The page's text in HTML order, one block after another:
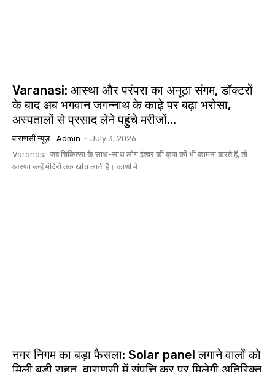
Varanasi: आस्था और परंपरा का अनूठा संगम, डॉक्टरों
के बाद अब भगवान जगन्नाथ के काढ़े पर बढ़ा भरोसा,
अस्पतालों से प्रसाद लेने पहुंचे मरीजों...
वाराणसी न्यूज़ Admin - July 3, 2026
Varanasi: जब चिकित्सा के साथ-साथ लोग ईश्वर की कृपा की भी कामना करते हैं, तो
आस्था उन्हें मंदिरों तक खींच लाती है। काशी में...
नगर निगम का बड़ा फैसला: Solar panel लगाने वालों को